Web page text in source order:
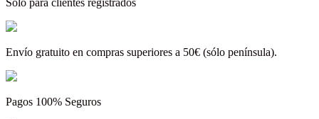
Solo para clientes registrados
Envío gratuito en compras superiores a 50€ (sólo península).
Pagos 100% Seguros